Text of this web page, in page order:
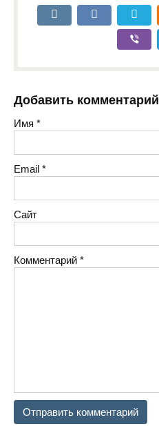
Добавить комментарий
Имя *
Email *
Сайт
Комментарий *